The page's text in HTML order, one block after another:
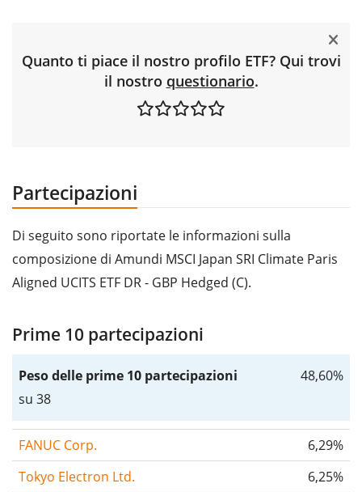
Quanto ti piace il nostro profilo ETF? Qui trovi
il nostro questionario.
Partecipazioni
Di seguito sono riportate le informazioni sulla
composizione di Amundi MSCI Japan SRI Climate Paris
Aligned UCITS ETF DR - GBP Hedged (C).
Prime 10 partecipazioni
Peso delle prime 10 partecipazioni
su 38
48,60%
FANUC Corp.
6,29%
Tokyo Electron Ltd.
6,25%